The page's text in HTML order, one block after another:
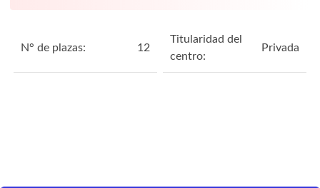
N° de plazas: 12
Titularidad del
centro:
Privada